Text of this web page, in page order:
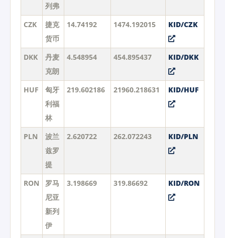
列弗
CZK
捷克
货币
14.74192 1474.192015 KID/CZK
DKK
丹麦
克朗
4.548954 454.895437 KID/DKK
HUF
匈牙
利福
林
219.602186 21960.218631 KID/HUF
PLN
波兰
兹罗
提
2.620722 262.072243 KID/PLN
RON
罗马
尼亚
新列
伊
3.198669 319.86692 KID/RON